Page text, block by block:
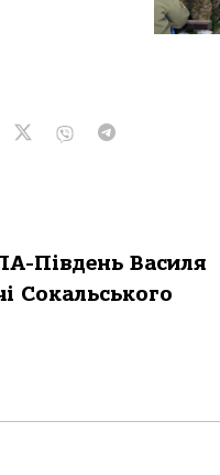
Південь Василя
Сокальського